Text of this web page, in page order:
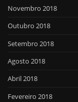
Novembro 2018
Outubro 2018
Setembro 2018
Agosto 2018
Abril 2018
Fevereiro 2018